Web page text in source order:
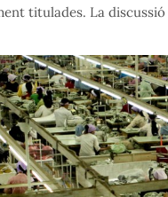
titulades. La